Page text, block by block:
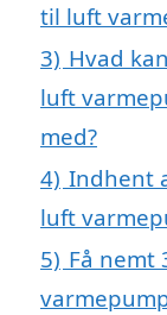
til luft
3) Hvad
luft
med?
4) Indhent
luft
5) Få